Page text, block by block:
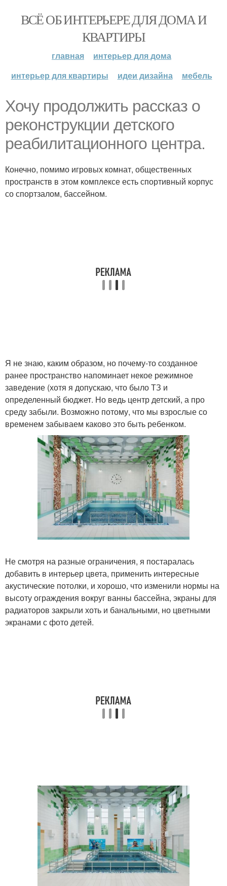
ВСЁ ОБ ИНТЕРЬЕРЕ ДЛЯ ДОМА И
КВАРТИРЫ
главная
интерьер для дома
интерьер для квартиры
идеи дизайна мебель
Хочу продолжить рассказ о
реконструкции детского
реабилитационного центра.
Конечно, помимо игровых комнат, общественных
пространств в этом комплексе есть спортивный корпус
со спортзалом, бассейном.
Я не знаю, каким образом, но почему-то созданное
ранее пространство напоминает некое режимное
заведение (хотя я допускаю, что было ТЗ и
определенный бюджет. Но ведь центр детский, а про
среду забыли. Возможно потому, что мы взрослые со
временем забываем каково это быть ребенком.
Не смотря на разные ограничения, я постаралась
добавить в интерьер цвета, применить интересные
акустические потолки, и хорошо, что изменили нормы на
высоту ограждения вокруг ванны бассейна, экраны для
радиаторов закрыли хоть и банальными, но цветными
экранами с фото детей.